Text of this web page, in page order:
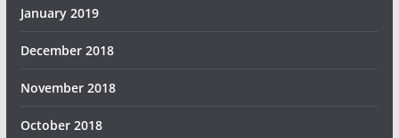
January 2019
December 2018
November 2018
October 2018